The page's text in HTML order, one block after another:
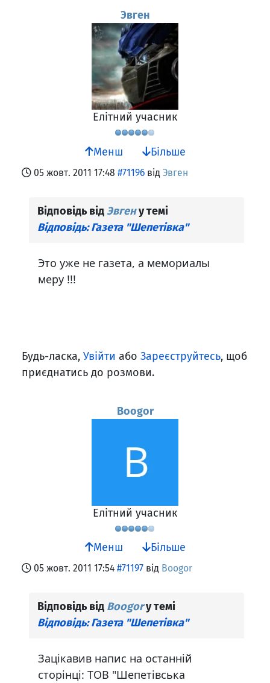
Эвген
Елітний учасник
Менш Більше
05 жовт. 2011 17:48 #71196 від Эвген
Відповідь відЭвгену темі
Відповідь: Газета "Шепетівка"
Это уже не газета, а мемориалы
меру !!!
Будь-ласка, Увійти або Зареєструйтесь, щоб
приєднатись до розмови.
Boogor
Елітний учасник
Менш Більше
05 жовт. 2011 17:54 #71197 від Boogor
Відповідь від Boogorу темі
Відповідь: Газета "Шепетівка"
Зацікавив напис на останній
сторінці: ТОВ "Шепетівська